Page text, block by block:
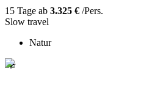
15 Tage ab 3.325 € /Pers.
Slow travel
Natur